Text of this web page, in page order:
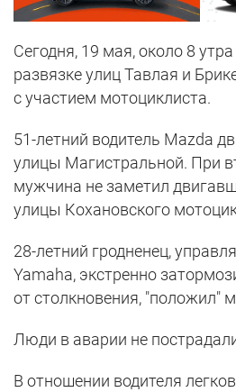
Сегодня, 19 мая, около 8
развязке улиц Тавлая и
с участием мотоциклиста.
51-летний водитель Mazda
улицы Магистральной. При
мужчина не заметил
улицы Кохановского
28-летний гродненец,
Yamaha, экстренно
от столкновения, "положил"
Люди в аварии не
В отношении водителя